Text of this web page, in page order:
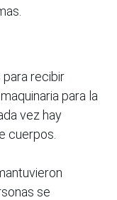
para recibir
para la
vez hay
cuerpos.
se